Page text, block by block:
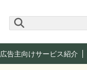
広告主向けサービス紹介